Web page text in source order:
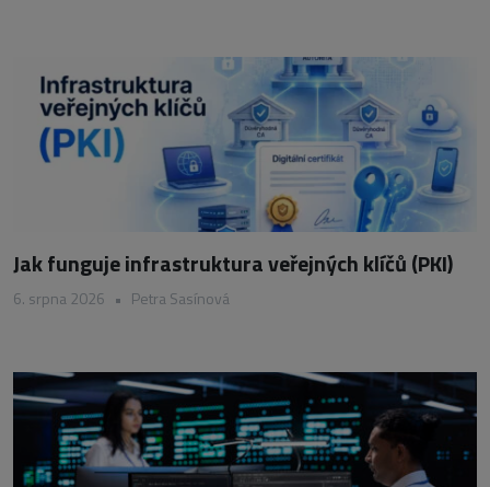
Jak funguje infrastruktura veřejných klíčů (PKI)
6. srpna 2026 • Petra Sasínová